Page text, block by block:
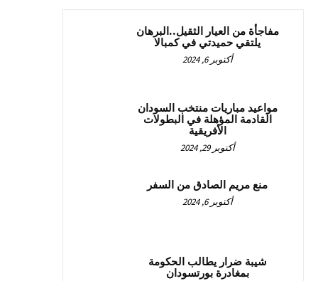
مفاجأة من العيار الثقيل..البرهان
يلتقي حميدتي في كمبالا
أكتوبر 6, 2024
مواعيد مباريات منتخب السودان
القادمة المؤهلة في البطولات
الأفريقية
أكتوبر 29, 2024
منع مريم الصادق من السفر
أكتوبر 6, 2024
شيبة ضرار يطالب الحكومة
بمغادرة بورتسودان